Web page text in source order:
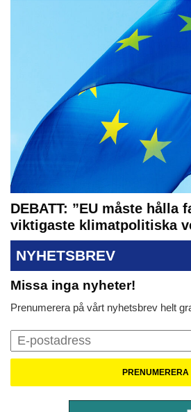
DEBATT: ”EU måste hålla
viktigaste klimatpolitiska
NYHETSBREV
Missa inga nyheter!
Prenumerera på vårt nyhetsbrev helt